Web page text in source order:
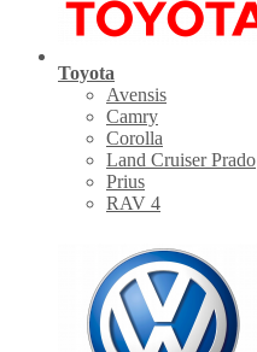
Toyota
Avensis
Camry
Corolla
Land Cruiser Prado
Prius
RAV 4